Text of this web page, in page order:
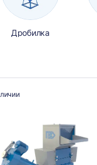
Дробилка